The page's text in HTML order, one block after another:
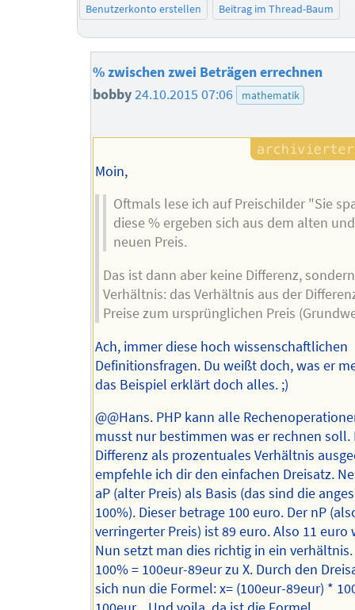
Benutzerkonto erstellen
Beitrag im Thread-Baum
% zwischen zwei Beträgen errechnen
bobby24.10.2015 07:06 mathematik
Moin,
Oftmals lese ich auf Preischilder "Sie
diese % ergeben sich aus dem alten
neuen Preis.
Das ist dann aber keine Differenz,
Verhältnis: das Verhältnis aus der
Preise zum ursprünglichen Preis
Ach, immer diese hoch wissenschaftlichen
Definitionsfragen. Du weißt doch, was er
das Beispiel erklärt doch alles. ;)
@@Hans. PHP kann alle
musst nur bestimmen was er rechnen soll.
Differenz als prozentuales Verhältnis
empfehle ich dir den einfachen Dreisatz.
aP (alter Preis) als Basis (das sind die
100%). Dieser betrage 100 euro. Der nP
verringerter Preis) ist 89 euro. Also 11 euro
Nun setzt man dies richtig in ein
100% = 100eur-89eur zu X. Durch den
sich nun die Formel: x= (100eur-89eur) *